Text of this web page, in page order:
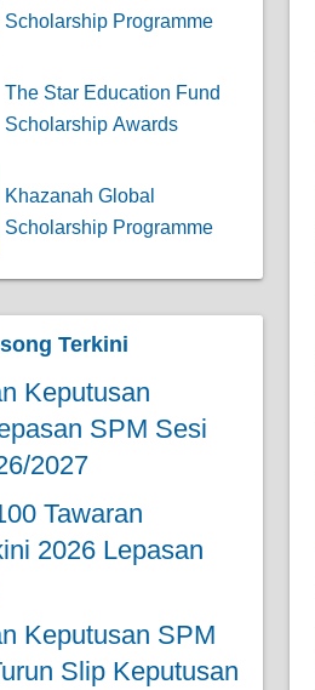
Scholarship Programme
The Star Education Fund
Scholarship Awards
Khazanah Global
Scholarship Programme
Terkini
Keputusan
SPM Sesi
2027
Tawaran
2026 Lepasan
Keputusan SPM
Slip Keputusan